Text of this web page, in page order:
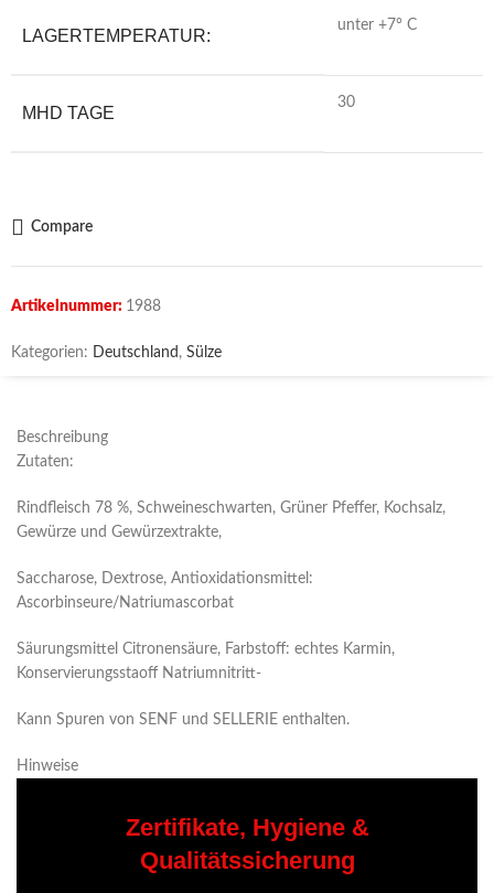
LAGERTEMPERATUR:
unter +7° C
MHD TAGE
30
Compare
Artikelnummer: 1988
Kategorien: Deutschland , Sülze
Beschreibung
Zutaten:
Rindfleisch 78 %, Schweineschwarten, Grüner Pfeffer, Kochsalz,
Gewürze und Gewürzextrakte,
Saccharose, Dextrose, Antioxidationsmittel:
Ascorbinseure/Natriumascorbat
Säurungsmittel Citronensäure, Farbstoff: echtes Karmin,
Konservierungsstaoff Natriumnitritt-
Kann Spuren von SENF und SELLERIE enthalten.
Hinweise
Zertifikate, Hygiene &
Qualitätssicherung